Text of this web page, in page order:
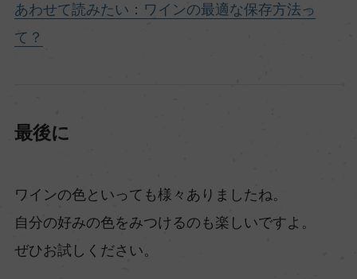
あわせて読みたい：ワインの最適な保存方法っ
て？
最後に
ワインの色といっても様々ありましたね。
自分の好みの色をみつけるのも楽しいですよ。
ぜひお試しください。